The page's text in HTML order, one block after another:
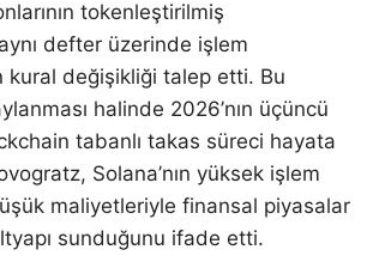
tokenleştirilmiş
defter üzerinde işlem
kural değişikliği talep etti. Bu
halinde 2026’nın üçüncü
tabanlı takas süreci hayata
Solana’nın yüksek işlem
maliyetleriyle finansal piyasalar
sunduğunu ifade etti.